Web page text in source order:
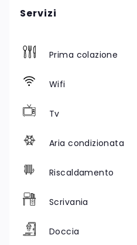
Servizi
Prima colazione
Wifi
Tv
Aria condizionata
Riscaldamento
Scrivania
Doccia